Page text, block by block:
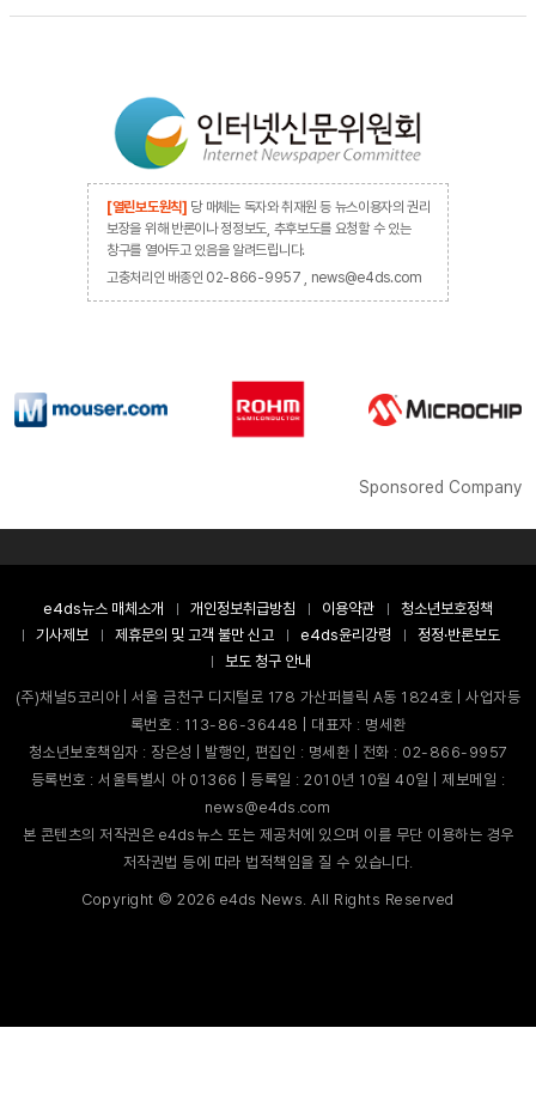
[열린보도원칙] 당 매체는 독자와 취재원 등 뉴스이용자의 권리
보장을 위해 반론이나 정정보도, 추후보도를 요청할 수 있는
창구를 열어두고 있음을 알려드립니다.
고충처리인 배종인 02-866-9957 , news@e4ds.com
Sponsored Company
e4ds뉴스 매체소개 개인정보취급방침 이용약관
청소년보호정책
기사제보
제휴문의 및 고객 불만 신고 e4ds윤리강령
정정·반론보도
보도 청구 안내
(주)채널5코리아 | 서울 금천구 디지털로 178 가산퍼블릭 A동 1824호 | 사업자등
록번호 : 113-86-36448 | 대표자 : 명세환
청소년보호책임자 : 장은성 | 발행인, 편집인 : 명세환 | 전화 : 02-866-9957
등록번호 : 서울특별시 아 01366 | 등록일 : 2010년 10월 40일 | 제보메일 :
news@e4ds.com
본 콘텐츠의 저작권은 e4ds뉴스 또는 제공처에 있으며 이를 무단 이용하는 경우
저작권법 등에 따라 법적책임을 질 수 있습니다.
Copyright ©2026 e4ds News. All Rights Reserved